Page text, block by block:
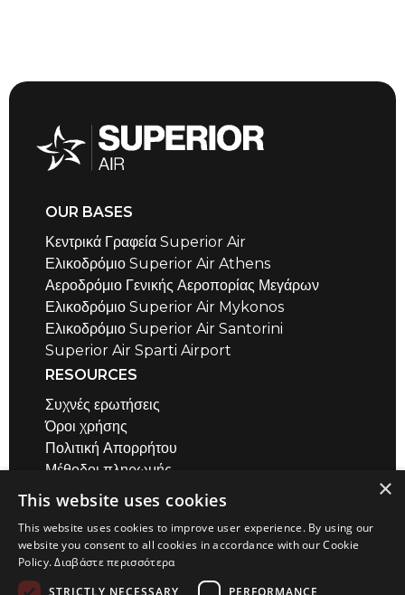
OUR BASES
Κεντρικά Γραφεία Superior Air
Ελικοδρόμιο Superior Air Athens
Αεροδρόμιο Γενικής Αεροπορίας Μεγάρων
Ελικοδρόμιο Superior Air Mykonos
Ελικοδρόμιο Superior Air Santorini
Superior Air Sparti Airport
RESOURCES
Συχνές ερωτήσεις
Όροι χρήσης
Πολιτική Απορρήτου
Μέθοδοι πληρωμής
Air Safety QR codes / σύντομα βίντεο
ΕΠΙΚΟΙΝΩΝΙΑ
Αεροδρόμιο Μεγάρων
+30 22960 23180
×
This website uses cookies
This website uses cookies to improve user experience. By using our
website you consent to all cookies in accordance with our Cookie
Policy.Διαβάστε περισσότερα
STRICTLY NECESSARY
PERFORMANCE